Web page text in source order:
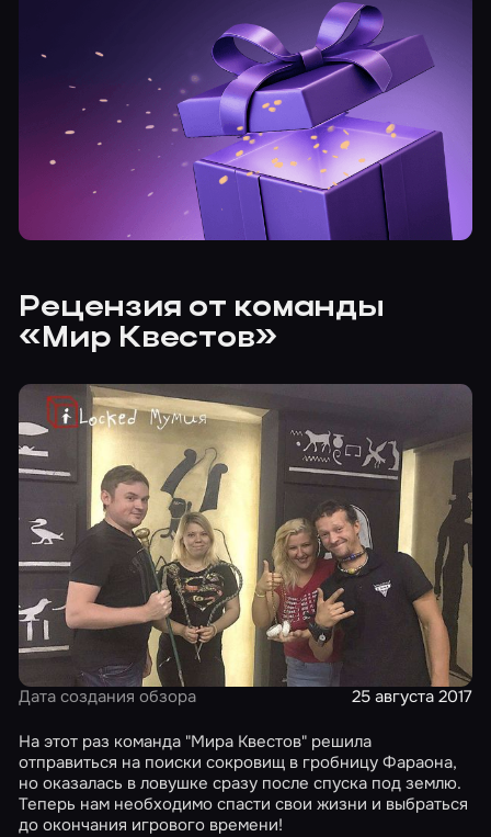
Рецензия от команды
«Мир Квестов»
Дата создания обзора 25 августа 2017
На этот раз команда "Мира Квестов" решила
отправиться на поиски сокровищ в гробницу Фараона,
но оказалась в ловушке сразу после спуска под землю.
Теперь нам необходимо спасти свои жизни и выбраться
до окончания игрового времени!